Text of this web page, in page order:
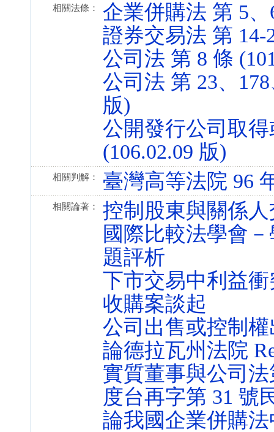
相關法條：
企業併購法 第 5、
證券交易法 第 14-
公司法 第 8 條
公司法 第 23、
版)
公開發行公司取
(106.02.09 版)
相關判解： 臺灣高等法院 96
相關論著：
控制股東與關係
國際比較法學會
題評析
下市交易中利益
收購案談起
公司出售或控制
論德拉瓦州法院
實質董事與公司
度台再字第 31 號
論我國企業併購